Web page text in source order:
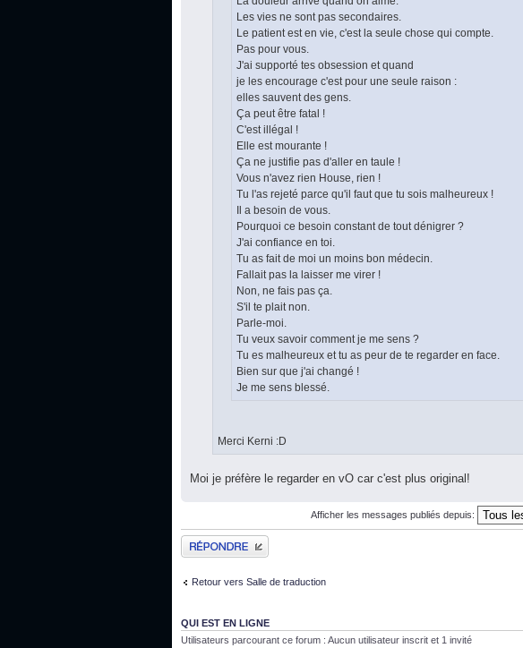
Les vies ne sont pas secondaires.
Le patient est en vie, c'est la seule chose qui compte.
Pas pour vous.
J'ai supporté tes obsession et quand
je les encourage c'est pour une seule raison :
elles sauvent des gens.
Ça peut être fatal !
C'est illégal !
Elle est mourante !
Ça ne justifie pas d'aller en taule !
Vous n'avez rien House, rien !
Tu l'as rejeté parce qu'il faut que tu sois malheureux !
Il a besoin de vous.
Pourquoi ce besoin constant de tout dénigrer ?
J'ai confiance en toi.
Tu as fait de moi un moins bon médecin.
Fallait pas la laisser me virer !
Non, ne fais pas ça.
S'il te plait non.
Parle-moi.
Tu veux savoir comment je me sens ?
Tu es malheureux et tu as peur de te regarder en face.
Bien sur que j'ai changé !
Je me sens blessé.
Merci Kerni :D
Moi je préfère le regarder en vO car c'est plus original!
Afficher les messages publiés depuis:
Publier une réponse
Retour vers Salle de traduction
QUI EST EN LIGNE
Utilisateurs parcourant ce forum : Aucun utilisateur inscrit et 1 invité